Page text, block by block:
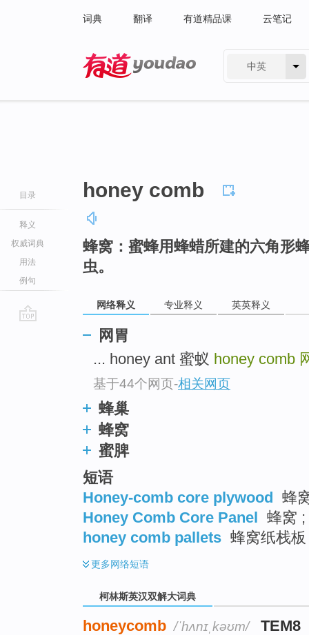
词典 翻译 有道精品课 云笔记
中英
目录
释义
权威词典
用法
例句
honey comb
蜂窝：蜜蜂用蜂蜡所建的六角形
虫。
网络释义 专业释义 英英释义
网胃
... honey ant 蜜蚁 honey comb
基于44个网页-相关网页
蜂巢
蜂窝
蜜脾
短语
Honey-comb core plywood 蜂
Honey Comb Core Panel 蜂窝
honey comb pallets 蜂窝纸栈
更多网络短语
柯林斯英汉双解大词典
honeycomb /ˈhʌnɪˌkəʊm/ TEM8